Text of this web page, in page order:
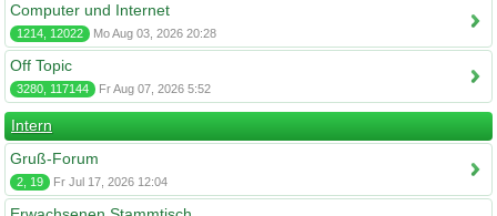
Computer und Internet
1214, 12022 Mo Aug 03, 2026 20:28
Off Topic
3280, 117144 Fr Aug 07, 2026 5:52
Intern
Gruß-Forum
2, 19 Fr Jul 17, 2026 12:04